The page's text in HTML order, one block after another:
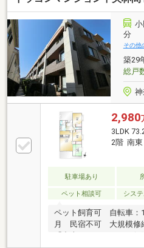
予約は【0120-806013】
都市銀行 ●変動金利 年
付き話題のauじぶん銀
らのお言葉に感謝してこ
しをお約束します。い
ちしております☆☆
分
その他
築29
総戸
2,980
3LDK
2階 南東
駐車場あり
ペット相談可
シス
ペット飼育可 自転車
月 民宿不可 大規模修